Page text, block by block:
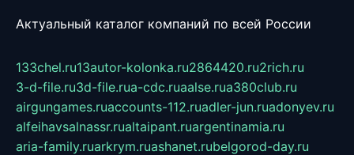
Актуальный каталог компаний по всей России
133chel.ru13autor-kolonka.ru2864420.ru2rich.ru
3-d-file.ru3d-file.rua-cdc.ruaalse.rua380club.ru
airgungames.ruaccounts-112.ruadler-jun.ruadonyev.ru
alfeihavsalnassr.rualtaipant.ruargentinamia.ru
aria-family.ruarkrym.ruashanet.rubelgorod-day.ru